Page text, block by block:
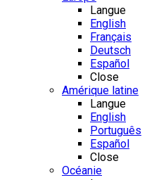
Langue
English
Français
Deutsch
Español
Close
Amérique latine
Langue
English
Português
Español
Close
Océanie